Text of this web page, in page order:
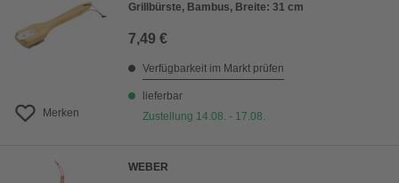
Merken
Grillbürste, Bambus, Breite: 31 cm
7,49 €
Verfügbarkeit im Markt prüfen
lieferbar
Zustellung 14.08. - 17.08.
WEBER